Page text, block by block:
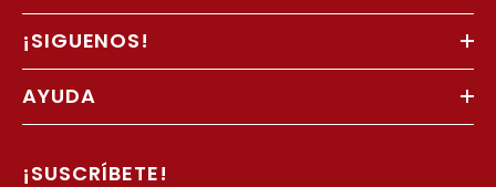
¡SIGUENOS!
AYUDA
¡SUSCRÍBETE!